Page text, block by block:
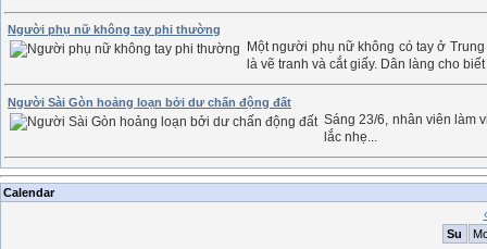
Người phụ nữ không tay phi thường
Một người phụ nữ không có tay ở
là vẽ tranh và cắt giấy. Dân làng cho
Người Sài Gòn hoảng loạn bởi dư chấn động đất
Sáng 23/6, nhân viên làm
lắc nhẹ...
Calendar
Su